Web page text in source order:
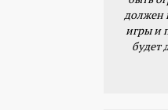
должен
игры и
будет